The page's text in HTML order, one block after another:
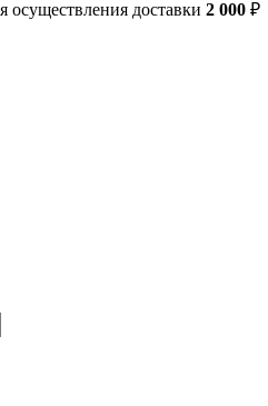
осуществления доставки 2 000 ₽